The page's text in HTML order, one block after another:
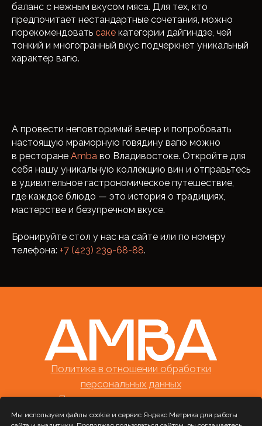
баланс с нежным вкусом мяса. Для тех, кто
предпочитает нестандартные сочетания, можно
порекомендовать саке категории дайгиндзе, чей
тонкий и многогранный вкус подчеркнет уникальный
характер вагю.
А провести неповторимый вечер и попробовать
настоящую мраморную говядину вагю можно
в ресторане Amba во Владивостоке. Откройте для
себя нашу уникальную коллекцию вин и отправьтесь
в удивительное гастрономическое путешествие,
где каждое блюдо — это история о традициях,
мастерстве и безупречном вкусе.
Бронируйте стол у нас на сайте или по номеру
телефона: +7 (423) 239-68-88.
Мы используем файлы cookie и сервис Яндекс Метрика для работы